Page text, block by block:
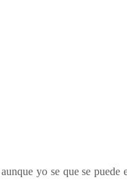
yo se que se puede